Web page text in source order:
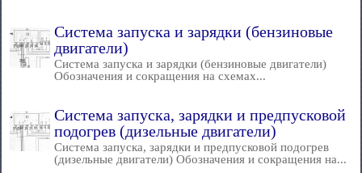
Система запуска и зарядки (бензиновые
двигатели)
Система запуска и зарядки (бензиновые двигатели)
Обозначения и сокращения на схемах...
Система запуска, зарядки и предпусковой
подогрев (дизельные двигатели)
Система запуска, зарядки и предпусковой подогрев
(дизельные двигатели) Обозначения и сокращения на...